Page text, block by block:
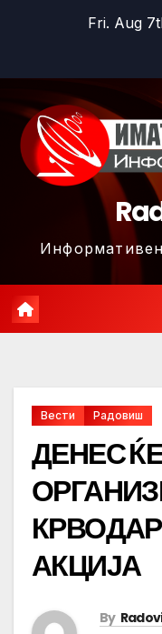
Fri. Aug
Вести Радовиш
ДЕНЕС
АКЦИЈА
By